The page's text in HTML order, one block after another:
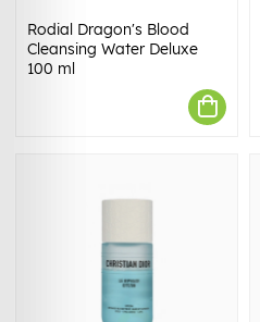
Rodial Dragon's Blood
Cleansing Water Deluxe
100 ml